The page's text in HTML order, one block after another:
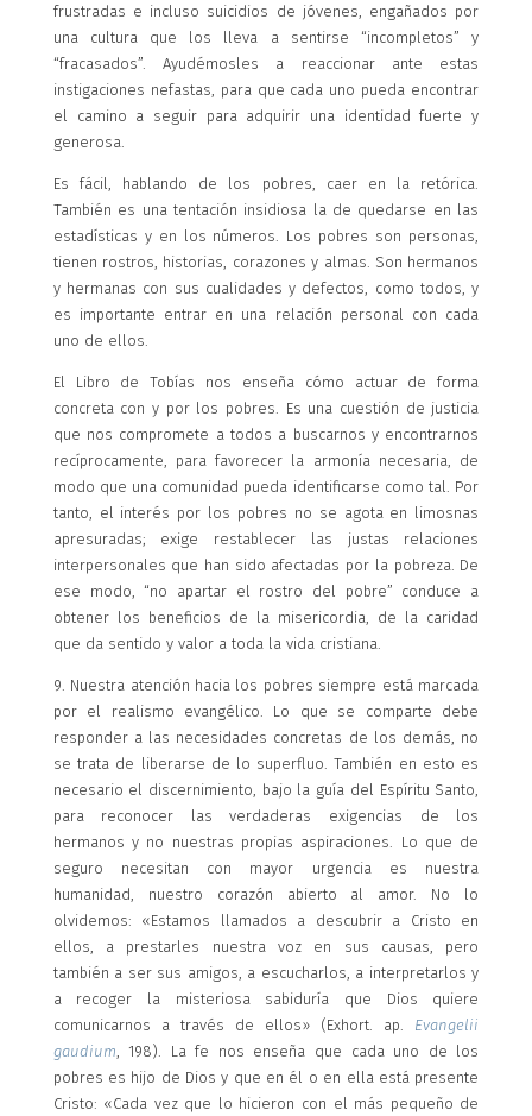
frustradas e incluso suicidios de jóvenes, engañados por
una cultura que los lleva a sentirse “incompletos” y
“fracasados”. Ayudémosles a reaccionar ante estas
instigaciones nefastas, para que cada uno pueda encontrar
el camino a seguir para adquirir una identidad fuerte y
generosa.
Es fácil, hablando de los pobres, caer en la retórica.
También es una tentación insidiosa la de quedarse en las
estadísticas y en los números. Los pobres son personas,
tienen rostros, historias, corazones y almas. Son hermanos
y hermanas con sus cualidades y defectos, como todos, y
es importante entrar en una relación personal con cada
uno de ellos.
El Libro de Tobías nos enseña cómo actuar de forma
concreta con y por los pobres. Es una cuestión de justicia
que nos compromete a todos a buscarnos y encontrarnos
recíprocamente, para favorecer la armonía necesaria, de
modo que una comunidad pueda identificarse como tal. Por
tanto, el interés por los pobres no se agota en limosnas
apresuradas; exige restablecer las justas relaciones
interpersonales que han sido afectadas por la pobreza. De
ese modo, “no apartar el rostro del pobre” conduce a
obtener los beneficios de la misericordia, de la caridad
que da sentido y valor a toda la vida cristiana.
9. Nuestra atención hacia los pobres siempre está marcada
por el realismo evangélico. Lo que se comparte debe
responder a las necesidades concretas de los demás, no
se trata de liberarse de lo superfluo. También en esto es
necesario el discernimiento, bajo la guía del Espíritu Santo,
para reconocer las verdaderas exigencias de los
hermanos y no nuestras propias aspiraciones. Lo que de
seguro necesitan con mayor urgencia es nuestra
humanidad, nuestro corazón abierto al amor. No lo
olvidemos: «Estamos llamados a descubrir a Cristo en
ellos, a prestarles nuestra voz en sus causas, pero
también a ser sus amigos, a escucharlos, a interpretarlos y
a recoger la misteriosa sabiduría que Dios quiere
comunicarnos a través de ellos» (Exhort. ap.
Evangelii
gaudium , 198). La fe nos enseña que cada uno de los
pobres es hijo de Dios y que en él o en ella está presente
Cristo: «Cada vez que lo hicieron con el más pequeño de